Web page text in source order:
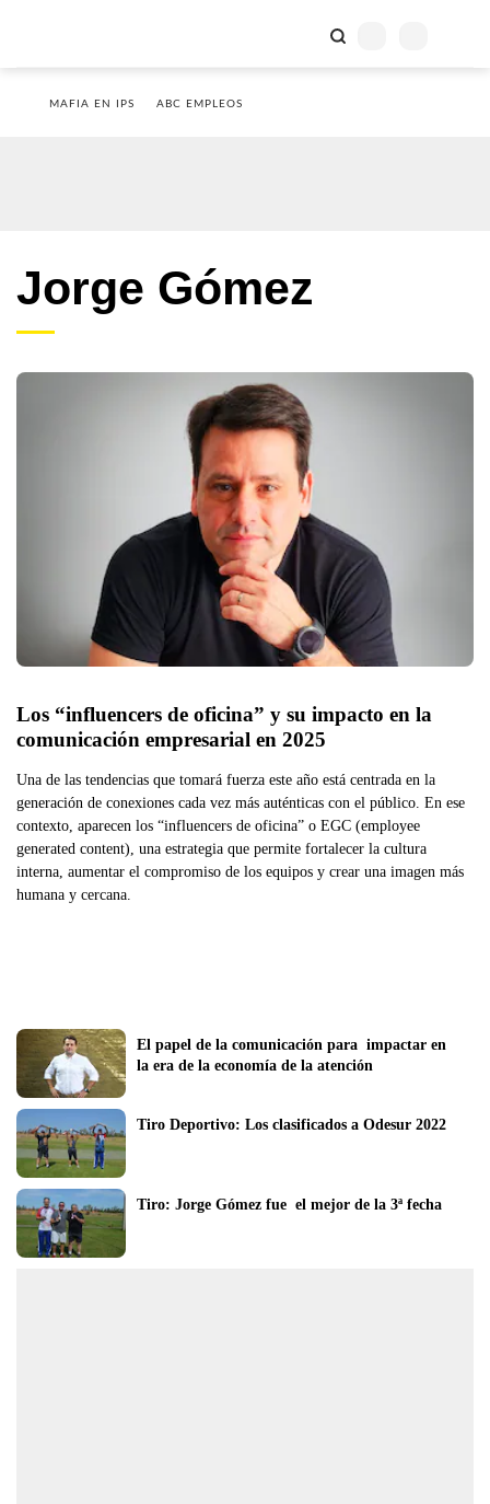
MAFIA EN IPS ABC EMPLEOS
Jorge Gómez
Los “influencers de oficina” y su impacto en la
comunicación empresarial en 2025
Una de las tendencias que tomará fuerza este año está centrada en la
generación de conexiones cada vez más auténticas con el público. En ese
contexto, aparecen los “influencers de oficina” o EGC (employee
generated content), una estrategia que permite fortalecer la cultura
interna, aumentar el compromiso de los equipos y crear una imagen más
humana y cercana.
El papel de la comunicación para  impactar en
la era de la economía de la atención
Tiro Deportivo: Los clasificados a Odesur 2022
Tiro: Jorge Gómez fue  el mejor de la 3ª fecha